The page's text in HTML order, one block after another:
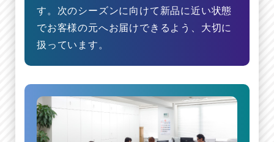
す。次のシーズンに向けて新品に近い状態
でお客様の元へお届けできるよう、大切に
扱っています。